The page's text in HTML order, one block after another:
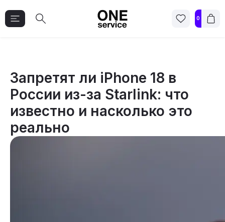
0
Запретят ли iPhone 18 в
России из-за Starlink: что
известно и насколько это
реально